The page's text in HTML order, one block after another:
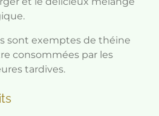
sont exemptes de théine
consommées par les
tardives.